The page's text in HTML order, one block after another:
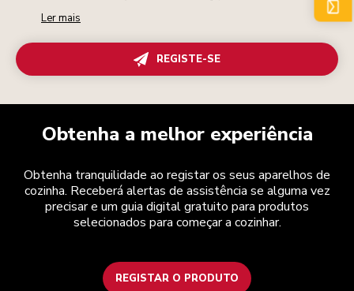
Ler mais
REGISTE-SE
Obtenha a melhor experiência
Obtenha tranquilidade ao registar os seus aparelhos de
cozinha. Receberá alertas de assistência se alguma vez
precisar e um guia digital gratuito para produtos
selecionados para começar a cozinhar.
REGISTAR O PRODUTO